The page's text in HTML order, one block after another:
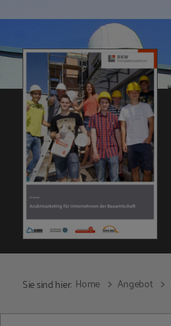
Sie sind hier: Home Angebot